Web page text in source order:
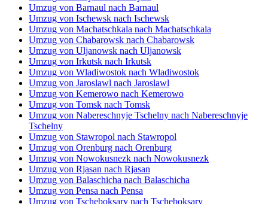
Umzug von Barnaul nach Barnaul
Umzug von Ischewsk nach Ischewsk
Umzug von Machatschkala nach Machatschkala
Umzug von Chabarowsk nach Chabarowsk
Umzug von Uljanowsk nach Uljanowsk
Umzug von Irkutsk nach Irkutsk
Umzug von Wladiwostok nach Wladiwostok
Umzug von Jaroslawl nach Jaroslawl
Umzug von Kemerowo nach Kemerowo
Umzug von Tomsk nach Tomsk
Umzug von Nabereschnyje Tschelny nach Nabereschnyje
Tschelny
Umzug von Stawropol nach Stawropol
Umzug von Orenburg nach Orenburg
Umzug von Nowokusnezk nach Nowokusnezk
Umzug von Rjasan nach Rjasan
Umzug von Balaschicha nach Balaschicha
Umzug von Pensa nach Pensa
Umzug von Tscheboksary nach Tscheboksary